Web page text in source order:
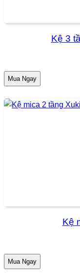
Kệ 3
Mua Ngay
Kệ
Mua Ngay